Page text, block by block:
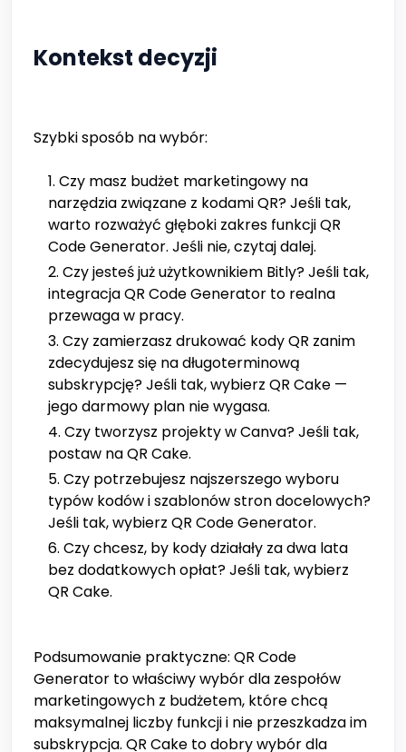
Kontekst decyzji
Szybki sposób na wybór:
Czy masz budżet marketingowy na
narzędzia związane z kodami QR? Jeśli tak,
warto rozważyć głęboki zakres funkcji QR
Code Generator. Jeśli nie, czytaj dalej.
Czy jesteś już użytkownikiem Bitly? Jeśli tak,
integracja QR Code Generator to realna
przewaga w pracy.
Czy zamierzasz drukować kody QR zanim
zdecydujesz się na długoterminową
subskrypcję? Jeśli tak, wybierz QR Cake —
jego darmowy plan nie wygasa.
Czy tworzysz projekty w Canva? Jeśli tak,
postaw na QR Cake.
Czy potrzebujesz najszerszego wyboru
typów kodów i szablonów stron docelowych?
Jeśli tak, wybierz QR Code Generator.
Czy chcesz, by kody działały za dwa lata
bez dodatkowych opłat? Jeśli tak, wybierz
QR Cake.
Podsumowanie praktyczne: QR Code
Generator to właściwy wybór dla zespołów
marketingowych z budżetem, które chcą
maksymalnej liczby funkcji i nie przeszkadza im
subskrypcja. QR Cake to dobry wybór dla